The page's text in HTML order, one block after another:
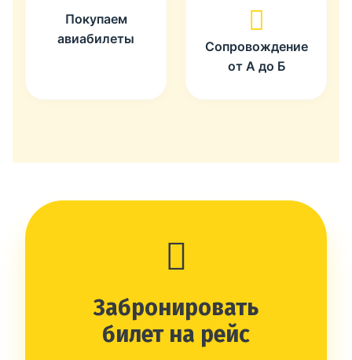
Покупаем
авиабилеты
Сопровождение
от А до Б
Забронировать
билет на рейс